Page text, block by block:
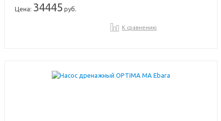
Цена: 34445 руб.
К сравнению